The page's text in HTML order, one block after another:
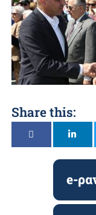
Share this:
e-